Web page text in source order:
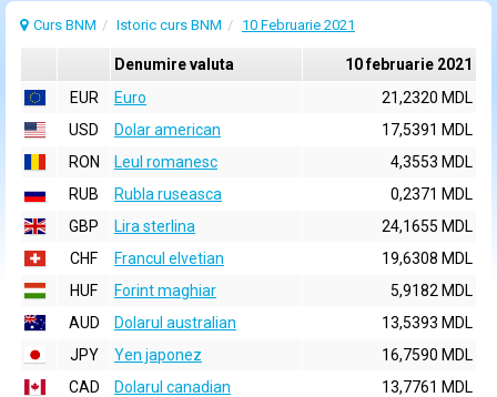
Curs BNM Istoric curs BNM 10 Februarie 2021
Denumire valuta
10 februarie 2021
EUR
Euro
21,2320 MDL
USD
Dolar american
17,5391 MDL
RON
Leul romanesc
4,3553 MDL
RUB
Rubla ruseasca
0,2371 MDL
GBP
Lira sterlina
24,1655 MDL
CHF
Francul elvetian
19,6308 MDL
HUF
Forint maghiar
5,9182 MDL
AUD
Dolarul australian
13,5393 MDL
JPY
Yen japonez
16,7590 MDL
CAD
Dolarul canadian
13,7761 MDL